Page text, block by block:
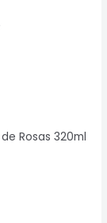
Rosas 320ml